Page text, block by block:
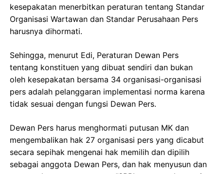
kesepakatan menerbitkan peraturan tentang Standar
Organisasi Wartawan dan Standar Perusahaan Pers
harusnya dihormati.
Sehingga, menurut Edi, Peraturan Dewan Pers
tentang konstituen yang dibuat sendiri dan bukan
oleh kesepakatan bersama 34 organisasi-organisasi
pers adalah pelanggaran implementasi norma karena
tidak sesuai dengan fungsi Dewan Pers.
Dewan Pers harus menghormati putusan MK dan
mengembalikan hak 27 organisasi pers yang dicabut
secara sepihak mengenai hak memilih dan dipilih
sebagai anggota Dewan Pers, dan hak menyusun dan